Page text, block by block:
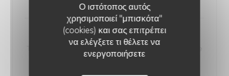
Ο ιστότοπος αυτός
χρησιμοποιεί "μπισκότα"
(cookies) και σας επιτρέπει
να ελέγξετε τι θέλετε να
ενεργοποιήσετε
Norman
Tomate, mozzarella, lardons fumés, camembert, crème
fraîche, origan
15,60 EUR